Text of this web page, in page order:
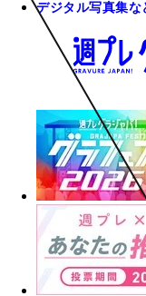
デジタル写真集